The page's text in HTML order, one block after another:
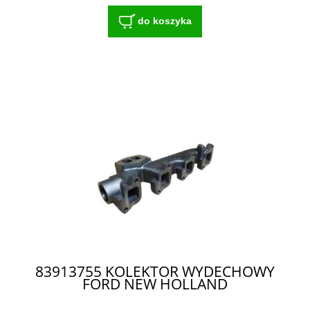
do koszyka
83913755 KOLEKTOR WYDECHOWY
FORD NEW HOLLAND